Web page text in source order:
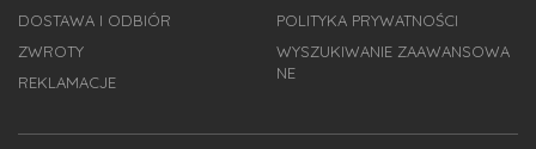
DOSTAWA I ODBIÓR
ZWROTY
REKLAMACJE
POLITYKA PRYWATNOŚCI
WYSZUKIWANIE ZAAWANSOWA
NE